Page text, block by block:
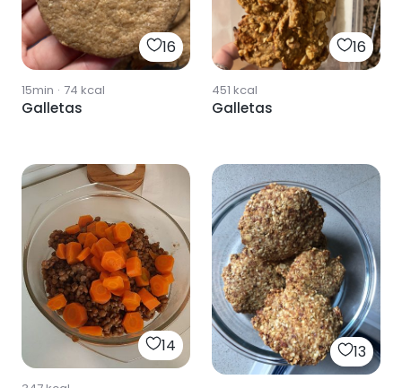
16
15min · 74 kcal
Galletas
16
451 kcal
Galletas
14 13